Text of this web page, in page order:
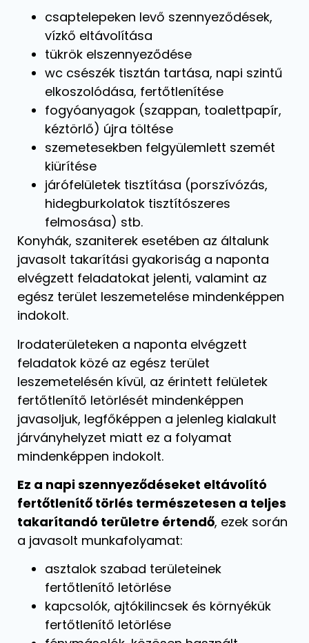
csaptelepeken levő szennyeződések,
vízkő eltávolítása
tükrök elszennyeződése
wc csészék tisztán tartása, napi szintű
elkoszolódása, fertőtlenítése
fogyóanyagok (szappan, toalettpapír,
kéztörlő) újra töltése
szemetesekben felgyülemlett szemét
kiürítése
járófelületek tisztítása (porszívózás,
hidegburkolatok tisztítószeres
felmosása) stb.
Konyhák, szaniterek esetében az általunk
javasolt takarítási gyakoriság a naponta
elvégzett feladatokat jelenti, valamint az
egész terület leszemetelése mindenképpen
indokolt.
Irodaterületeken a naponta elvégzett
feladatok közé az egész terület
leszemetelésén kívül, az érintett felületek
fertőtlenítő letörlését mindenképpen
javasoljuk, legfőképpen a jelenleg kialakult
járványhelyzet miatt ez a folyamat
mindenképpen indokolt.
Ez a napi szennyeződéseket eltávolító
fertőtlenítő törlés természetesen a teljes
takarítandó területre értendő, ezek során
a javasolt munkafolyamat:
asztalok szabad területeinek
fertőtlenítő letörlése
kapcsolók, ajtókilincsek és környékük
fertőtlenítő letörlése